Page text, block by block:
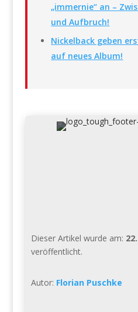
„immernie“ an –
und Aufbruch!
Nickelback geben
auf neues Album!
Dieser Artikel wurde am:
veröffentlicht.
Autor: Florian Puschke